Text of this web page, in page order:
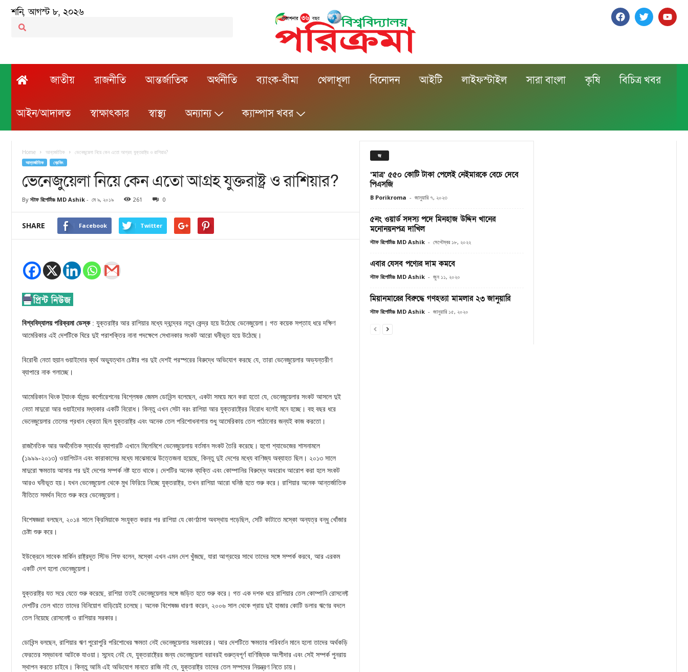
শনি, আগস্ট ৮, ২০২৬
জাতীয় রাজনীতি আন্তর্জাতিক অর্থনীতি ব্যাংক-বীমা খেলাধূলা বিনোদন আইটি লাইফস্টাইল সারা বাংলা কৃষি বিচিত্র খবর
আইন/আদালত স্বাক্ষাৎকার স্বাস্থ্য অন্যান্য ক্যাম্পাস খবর
Home আন্তর্জাতিক ভেনেজুয়েলা নিয়ে কেন এতো আগ্রহ যুক্তরাষ্ট্র ও রাশিয়ার?
আন্তর্জাতিক ব্রেকিং
ভেনেজুয়েলা নিয়ে কেন এতো আগ্রহ যুক্তরাষ্ট্র ও রাশিয়ার?
By স্টাফ রিপোর্টারঃ MD Ashik - মে ৯, ২০১৯ 261 0
SHARE Facebook Twitter
বিশ্ববিদ্যালয় পরিক্রমা ডেস্ক: যুক্তরাষ্ট্র আর রাশিয়ার মধ্যে দ্বন্দ্বের নতুন কেন্দ্র হয়ে উঠেছে ভেনেজুয়েলা। গত কয়েক সপ্তাহ ধরে দক্ষিণ
আমেরিকার এই দেশটিকে ঘিরে দুই পরাশক্তির নানা পদক্ষেপে সেখানকার সংকট আরো ঘনীভূত হয়ে উঠেছে।
বিরোধী নেতা হুয়ান গুয়াইদোর ব্যর্থ অভ্যুত্থান চেষ্টার পর দুই দেশই পরস্পরের বিরুদ্ধে অভিযোগ করছে যে, তারা ভেনেজুয়েলার অভ্যন্তরীণ
ব্যাপারে নাক গলাচ্ছে।
আমেরিকান থিংক ট্যাংক র্যালন্ড কর্পোরেশনের বিশ্লেষক জেমস ডোবিন্স বলেছেন, একটা সময়ে মনে করা হতো যে, ভেনেজুয়েলার সংকট আসলে দুই
নেতা মাদুরো আর গুয়াইদোর মধ্যকার একটি বিরোধ। কিন্তু এখন সেটা বরং রাশিয়া আর যুক্তরাষ্ট্রের বিরোধ বলেই মনে হচ্ছে। বহু বছর ধরে
ভেনেজুয়েলার তেলের প্রধান ক্রেতা ছিল যুক্তরাষ্ট্র এবং অনেক তেল পরিশোধনাগার শুধু আমেরিকায় তেল পাঠানোর জন্যই কাজ করতো।
রাজনৈতিক আর অর্থনৈতিক স্বার্থের ব্যাপারটি এখানে মিলেমিশে ভেনেজুয়েলায় বর্তমান সংকট তৈরি করেছে। হুগো শ্যাভেজের শাসনামলে
(১৯৯৯-২০১৩) ওয়াশিংটন এবং কারাকাসের মধ্যে মাঝেমাঝে উত্তেজনা হয়েছে, কিন্তু দুই দেশের মধ্যে বাণিজ্য অব্যাহত ছিল। ২০১৩ সালে
মাদুরো ক্ষমতায় আসার পর দুই দেশের সম্পর্ক নষ্ট হতে থাকে। দেশটির অনেক ব্যক্তি এবং কোম্পানির বিরুদ্ধে অবরোধ আরোপ করা হলে সংকট
আরও ঘনীভূত হয়। যখন ভেনেজুয়েলা থেকে মুখ ফিরিয়ে নিচ্ছে যুক্তরাষ্ট্র, তখন রাশিয়া আরো ঘনিষ্ঠ হতে শুরু করে। রাশিয়ার অনেক আন্তর্জাতিক
নীতিতে সমর্থন দিতে শুরু করে ভেনেজুয়েলা।
বিশেষজ্ঞরা বলছেন, ২০১৪ সালে ক্রিমিয়াকে সংযুক্ত করার পর রাশিয়া যে কোণঠাসা অবস্থায় পড়েছিল, সেটি কাটাতে মস্কো অন্যত্র বন্ধু খোঁজার
চেষ্টা শুরু করে।
ইউক্রেনে সাবেক মার্কিন রাষ্ট্রদূত স্টিভ পিফ বলেন, মস্কো এখন এমন দেশ খুঁজছে, যারা আগ্রহের সাথে তাদের সঙ্গে সম্পর্ক করবে, আর এরকম
একটি দেশ হলো ভেনেজুয়েলা।
যুক্তরাষ্ট্র যত সরে যেতে শুরু করেছে, রাশিয়া ততই ভেনেজুয়েলার সঙ্গে জড়িত হতে শুরু করে। গত এক দশক ধরে রাশিয়ার তেল কোম্পানি রোসনেফ্ট
দেশটির তেল খাতে তাদের বিনিয়োগ বাড়িয়েই চলেছে। অনেক বিশেষজ্ঞ ধারণা করেন, ২০০৬ সাল থেকে প্রায় দুই হাজার কোটি ডলার ঋণের বদলে
তেল নিয়েছে রোসনেফ্ট ও রাশিয়ার সরকার।
ডোবিন্স বলছেন, রাশিয়ার ঋণ পুরোপুরি পরিশোধের ক্ষমতা নেই ভেনেজুয়েলার সরকারের। আর দেশটিতে ক্ষমতার পরিবর্তন মানে হলো তাদের অর্থকড়ি
ফেরতের সম্ভাবনা আটকে যাওয়া। সন্দেহ নেই যে, যুক্তরাষ্ট্রের জন্য ভেনেজুয়েলা বরাবরই গুরুত্বপূর্ণ বাণিজ্যিক অংশীদার এবং সেই সম্পর্ক পুনরায়
স্থাপন করতে চাইবে। কিন্তু আমি এই অভিযোগ মানতে রাজি নই যে, যুক্তরাষ্ট্র তাদের তেল সম্পদের নিয়ন্ত্রণ নিতে চায়।
জ
‘মাত্র’ ৫৫০ কোটি টাকা পেলেই নেইমারকে বেচে দেবে
পিএসজি
B Porikroma - জানুয়ারি ৭, ২০২৩
৫নং ওয়ার্ড সদস্য পদে মিনহাজ উদ্দিন খানের
মনোনয়নপত্র দাখিল
স্টাফ রিপোর্টারঃ MD Ashik - সেপ্টেম্বর ১৮, ২০২২
এবার যেসব পণ্যের দাম কমবে
স্টাফ রিপোর্টারঃ MD Ashik - জুন ১১, ২০২০
মিয়ানমারের বিরুদ্ধে গণহত্যা মামলার ২৩ জানুয়ারি
স্টাফ রিপোর্টারঃ MD Ashik - জানুয়ারি ১৫, ২০২০